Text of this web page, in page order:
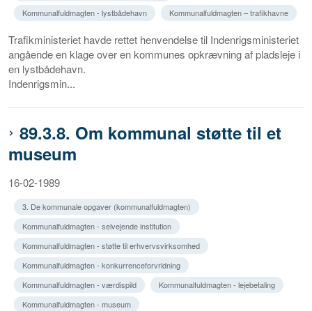
Kommunalfuldmagten - lystbådehavn
Kommunalfuldmagten – trafikhavne
Trafikministeriet havde rettet henvendelse til Indenrigsministeriet
angående en klage over en kommunes opkrævning af pladsleje i
en lystbådehavn.
Indenrigsmin...
89.3.8. Om kommunal støtte til et
museum
16-02-1989
3. De kommunale opgaver (kommunalfuldmagten)
Kommunalfuldmagten - selvejende institution
Kommunalfuldmagten - støtte til erhvervsvirksomhed
Kommunalfuldmagten - konkurrenceforvridning
Kommunalfuldmagten - værdispild
Kommunalfuldmagten - lejebetaling
Kommunalfuldmagten - museum